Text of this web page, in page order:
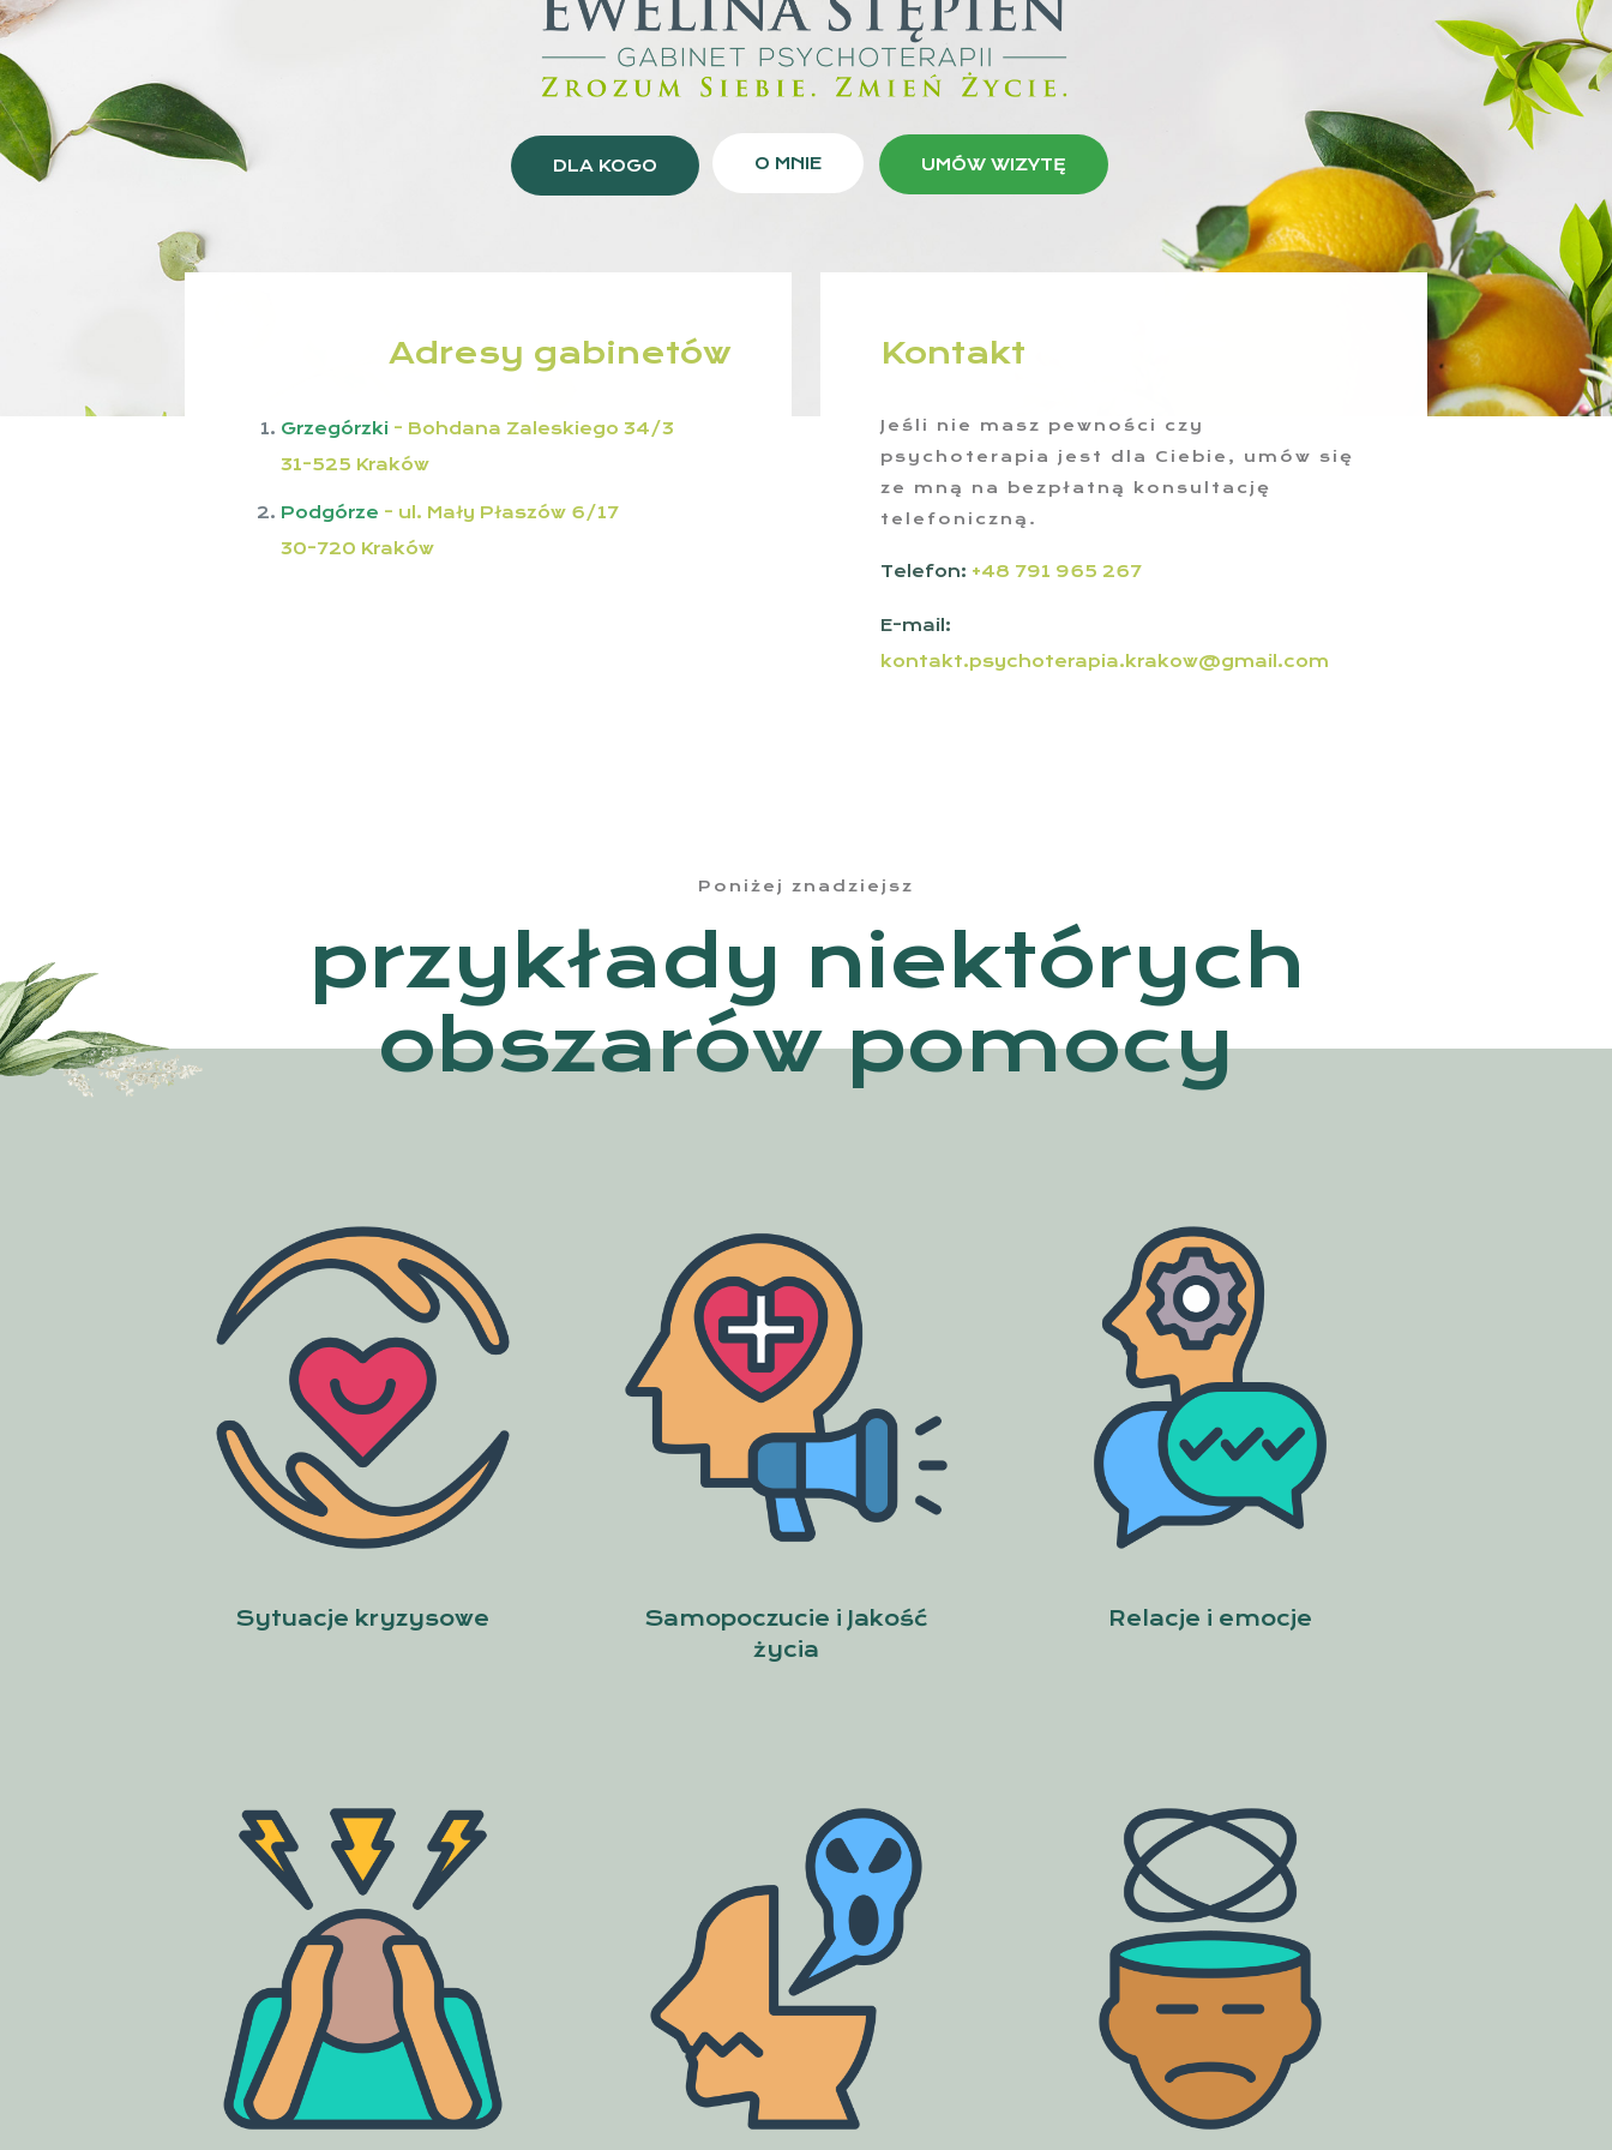
UMÓW WIZYTĘ
O MNIE
DLA KOGO
Adresy gabinetów
Grzegórzki - Bohdana Zaleskiego 34/3
31-525 Kraków
Podgórze - ul. Mały Płaszów 6/17
30-720 Kraków
Kontakt
Jeśli nie masz pewności czy
psychoterapia jest dla Ciebie, umów się
ze mną na bezpłatną konsultację
telefoniczną.
Telefon: +48 791 965 267
E-mail:
kontakt.psychoterapia.krakow@gmail.com
Poniżej znadziejsz
przykłady niektórych
obszarów pomocy
Sytuacje kryzysowe
Samopoczucie i Jakość
życia
Relacje i emocje